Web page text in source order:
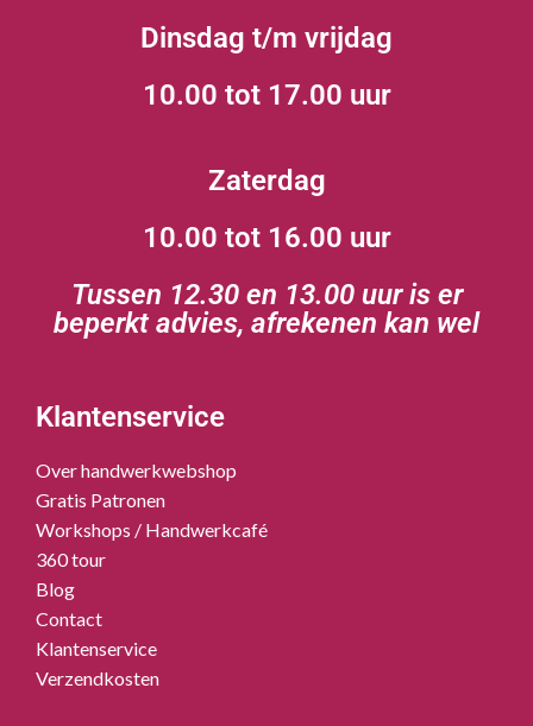
Dinsdag t/m vrijdag
10.00 tot 17.00 uur
Zaterdag
10.00 tot 16.00 uur
Tussen 12.30 en 13.00 uur is er
beperkt advies, afrekenen kan wel
Klantenservice
Over handwerkwebshop
Gratis Patronen
Workshops / Handwerkcafé
360 tour
Blog
Contact
Klantenservice
Verzendkosten